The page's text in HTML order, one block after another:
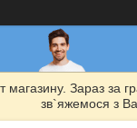
магазину. Зараз
зв`яжемося з